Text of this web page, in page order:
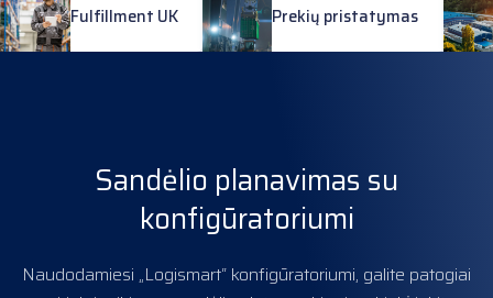
Fulfillment UK Prekių pristatymas
Sandėlio planavimas su
konfigūratoriumi
Naudodamiesi „Logismart“ konfigūratoriumi, galite patogiai